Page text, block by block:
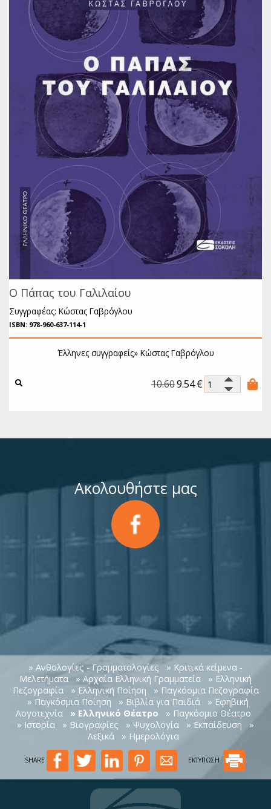
Παγκόσμια Ποίηση
Βιβλία για Παιδιά
Εφηβική Λογοτεχνία
Ελληνικό Θέατρο
Παγκόσμιο Θέατρο
Ιστορία
Βιογραφίες
Ψυχολογία
Εκπαίδευση
Λεξικά
Ημερολόγια
Ο Πάπας του Γαλιλαίου
Συγγραφέας: Κώστας Γαβρόγλου
ISBN: 978-960-637-114-1
Έλληνες συγγραφείς»Κώστας Γαβρόγλου
10.609.54€
Ακολουθήστε μας
» Ανθολογίες - Γραμματολογίες
» Κριτικά κείμενα -
Μελετήματα
» Αρχαία Ελληνική Γραμματεία
» Ελληνική
Πεζογραφία
» Ελληνική Ποίηση
» Παγκόσμια Πεζογραφία
» Παγκόσμια Ποίηση
» Βιβλία για Παιδιά
» Εφηβική
Λογοτεχνία
» Ελληνικό Θέατρο
» Παγκόσμιο Θέατρο
» Ιστορία
» Βιογραφίες » Ψυχολογία » Εκπαίδευση
»
Λεξικά
» Ημερολόγια
SHARE ΕΚΤΥΠΩΣΗ